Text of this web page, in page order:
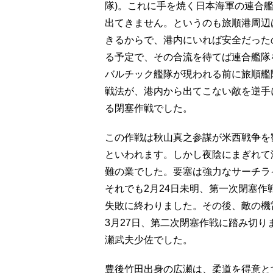
隊)。これに手を焼く日本海軍の連合
出てきません。というのも旅順港周
きるからで、港内にいれば安全だっ
る予定で、その合流を待てば連合艦
バルチック艦隊が現われる前に旅順
戦法が、港内から出てこない敵を逆
る閉塞作戦でした。
この作戦は秋山真之参謀が米西戦争
といわれます。しかし夜陰にまぎれ
難の業でした。要塞は強力なサーチ
それでも2月24日未明、第一次閉塞
失敗に終わりました。その後、敵の
3月27日、第二次閉塞作戦に踏み切り
瀬武夫少佐でした。
豊後竹田出身の広瀬は、柔道を得意